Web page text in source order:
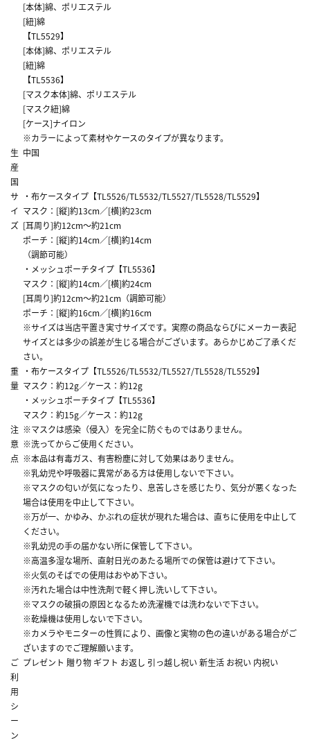
[本体]綿、ポリエステル
[紐]綿
【TL5529】
[本体]綿、ポリエステル
[紐]綿
【TL5536】
[マスク本体]綿、ポリエステル
[マスク紐]綿
[ケース]ナイロン
※カラーによって素材やケースのタイプが異なります。
生
産
国
中国
サ
イ
ズ
・布ケースタイプ【TL5526/TL5532/TL5527/TL5528/TL5529】
マスク：[縦]約13cm／[横]約23cm
[耳周り]約12cm～約21cm
ポーチ：[縦]約14cm／[横]約14cm
（調節可能）
・メッシュポーチタイプ【TL5536】
マスク：[縦]約14cm／[横]約24cm
[耳周り]約12cm～約21cm（調節可能）
ポーチ：[縦]約16cm／[横]約16cm
※サイズは当店平置き実寸サイズです。実際の商品ならびにメーカー表記
サイズとは多少の誤差が生じる場合がございます。あらかじめご了承くだ
さい。
重
量
・布ケースタイプ【TL5526/TL5532/TL5527/TL5528/TL5529】
マスク：約12g／ケース：約12g
・メッシュポーチタイプ【TL5536】
マスク：約15g／ケース：約12g
注
意
点
※マスクは感染（侵入）を完全に防ぐものではありません。
※洗ってからご使用ください。
※本品は有毒ガス、有害粉塵に対して効果はありません。
※乳幼児や呼吸器に異常がある方は使用しないで下さい。
※マスクの匂いが気になったり、息苦しさを感じたり、気分が悪くなった
場合は使用を中止して下さい。
※万が一、かゆみ、かぶれの症状が現れた場合は、直ちに使用を中止して
ください。
※乳幼児の手の届かない所に保管して下さい。
※高温多湿な場所、直射日光のあたる場所での保管は避けて下さい。
※火気のそばでの使用はおやめ下さい。
※汚れた場合は中性洗剤で軽く押し洗いして下さい。
※マスクの破損の原因となるため洗濯機では洗わないで下さい。
※乾燥機は使用しないで下さい。
※カメラやモニターの性質により、画像と実物の色の違いがある場合がご
ざいますのでご理解願います。
ご
利
用
シ
ー
ン
プレゼント 贈り物 ギフト お返し 引っ越し祝い 新生活 お祝い 内祝い